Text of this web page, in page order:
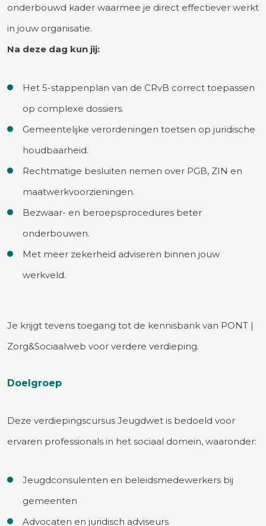
onderbouwd kader waarmee je direct effectiever werkt
in jouw organisatie.
Na deze dag kun jij:
Het 5-stappenplan van de CRvB correct toepassen
op complexe dossiers.
Gemeentelijke verordeningen toetsen op juridische
houdbaarheid.
Rechtmatige besluiten nemen over PGB, ZIN en
maatwerkvoorzieningen.
Bezwaar- en beroepsprocedures beter
onderbouwen.
Met meer zekerheid adviseren binnen jouw
werkveld.
Je krijgt tevens toegang tot de kennisbank van PONT |
Zorg&Sociaalweb voor verdere verdieping.
Doelgroep
Deze verdiepingscursus Jeugdwet is bedoeld voor
ervaren professionals in het sociaal domein, waaronder:
Jeugdconsulenten en beleidsmedewerkers bij
gemeenten
Advocaten en juridisch adviseurs